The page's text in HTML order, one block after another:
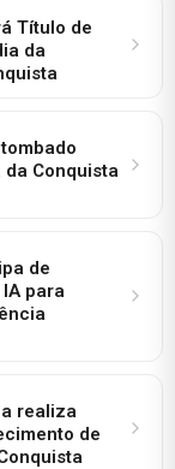
Título de
da
Conquista
de
para
realiza
de